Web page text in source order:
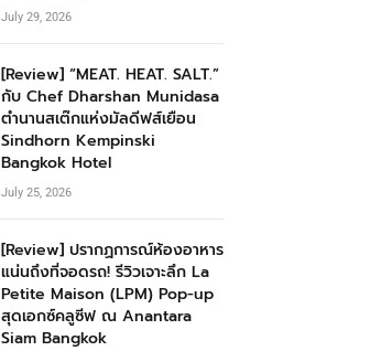
July 29, 2026
[Review] “MEAT. HEAT. SALT.”
กับ Chef Dharshan Munidasa
ตำนานสเต๊กแห่งมัลดีฟส์เยือน
Sindhorn Kempinski
Bangkok Hotel
July 25, 2026
[Review] ปรากฏการณ์ห้องอาหาร
แน่นถึงที่จอดรถ! รีวิวเจาะลึก La
Petite Maison (LPM) Pop-up
สุดเอกซ์คลูซีฟ ณ Anantara
Siam Bangkok